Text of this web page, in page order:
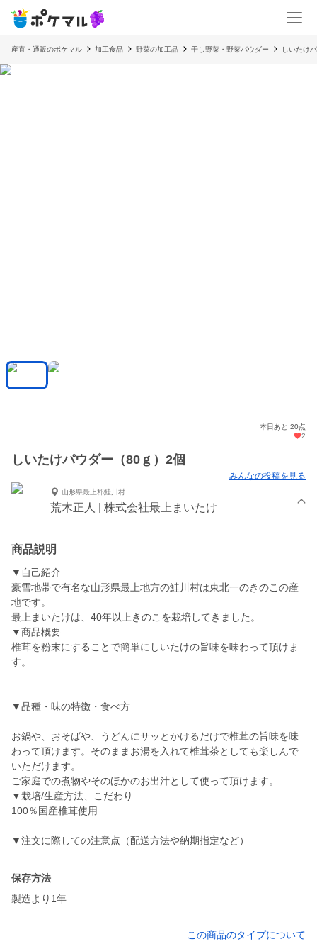
産直・通販のポケマル 加工食品 野菜の加工品 干し野菜・野菜パウダー しいたけ
本日あと 20点
2
しいたけパウダー（80ｇ）2個
みんなの投稿を見る
山形県最上郡鮭川村
荒木正人 | 株式会社最上まいたけ
商品説明
▼自己紹介
豪雪地帯で有名な山形県最上地方の鮭川村は東北一のきのこの産
地です。
最上まいたけは、40年以上きのこを栽培してきました。
▼商品概要
椎茸を粉末にすることで簡単にしいたけの旨味を味わって頂けま
す。
▼品種・味の特徴・食べ方
お鍋や、おそばや、うどんにサッとかけるだけで椎茸の旨味を味
わって頂けます。そのままお湯を入れて椎茸茶としても楽しんで
いただけます。
ご家庭での煮物やそのほかのお出汁として使って頂けます。
▼栽培/生産方法、こだわり
100％国産椎茸使用
▼注文に際しての注意点（配送方法や納期指定など）
保存方法
製造より1年
この商品のタイプについて